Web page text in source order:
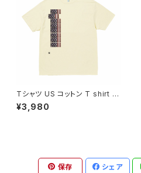
Tシャツ US コットン T shirt オ
リジナル デザイン アメリカンス
タイル バイク ワンオフ カジュア
¥3,980
保存 シェア